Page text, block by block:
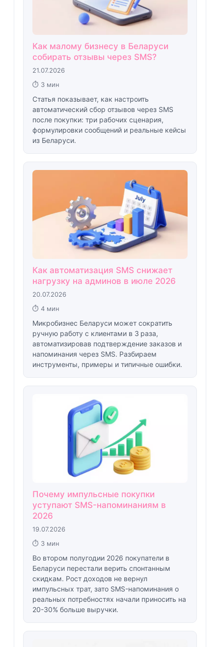
Как малому бизнесу в Беларуси
собирать отзывы через SMS?
21.07.2026
⏱ 3 мин
Статья показывает, как настроить
автоматический сбор отзывов через SMS
после покупки: три рабочих сценария,
формулировки сообщений и реальные кейсы
из Беларуси.
Как автоматизация SMS снижает
нагрузку на админов в июле 2026
20.07.2026
⏱ 4 мин
Микробизнес Беларуси может сократить
ручную работу с клиентами в 3 раза,
автоматизировав подтверждение заказов и
напоминания через SMS. Разбираем
инструменты, примеры и типичные ошибки.
Почему импульсные покупки
уступают SMS-напоминаниям в
2026
19.07.2026
⏱ 3 мин
Во втором полугодии 2026 покупатели в
Беларуси перестали верить спонтанным
скидкам. Рост доходов не вернул
импульсных трат, зато SMS-напоминания о
реальных потребностях начали приносить на
20-30% больше выручки.